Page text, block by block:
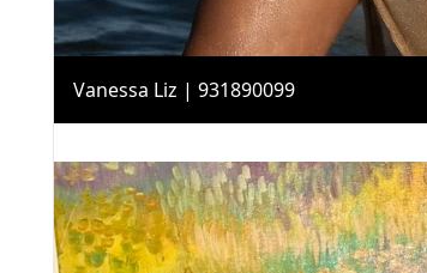
Vanessa Liz | 931890099